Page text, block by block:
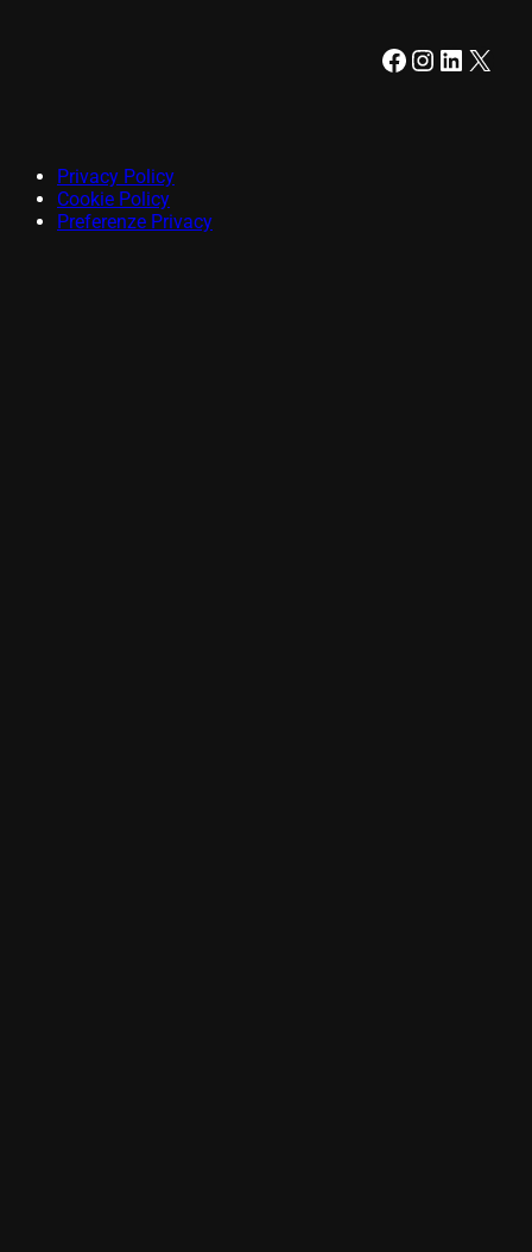
Facebook Instagram LinkedIn X
Privacy Policy
Cookie Policy
Preferenze Privacy